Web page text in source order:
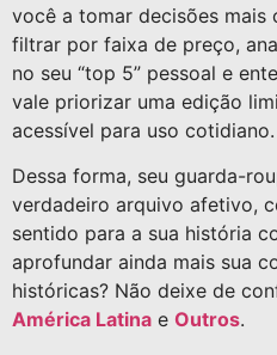
você a tomar decisões mais
filtrar por faixa de preço,
no seu “top 5” pessoal e
vale priorizar uma edição
acessível para uso cotidiano.
Dessa forma, seu guarda-
verdadeiro arquivo afetivo,
sentido para a sua história
aprofundar ainda mais sua
históricas? Não deixe de
América Latina e Outros.